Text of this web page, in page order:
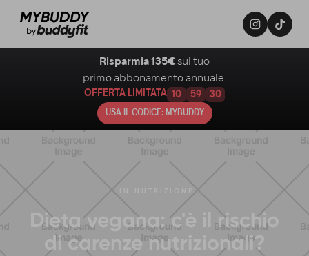
Dieta vegana: c'è il rischio
di carenze nutrizionali?
Risparmia 135€ sul tuo
primo abbonamento annuale.
OFFERTA LIMITATA 10 59 29
USA IL CODICE: MYBUDDY